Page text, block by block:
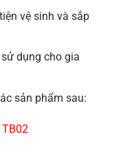
vệ sinh và sắp
dụng cho gia
sản phẩm sau: